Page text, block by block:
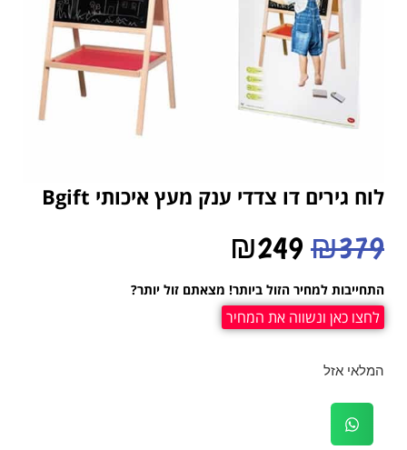
לוח גירים דו צדדי ענק מעץ איכותי Bgift
₪379
₪249
התחייבות למחיר הזול ביותר! מצאתם זול יותר?
לחצו כאן ונשווה את המחיר
המלאי אזל